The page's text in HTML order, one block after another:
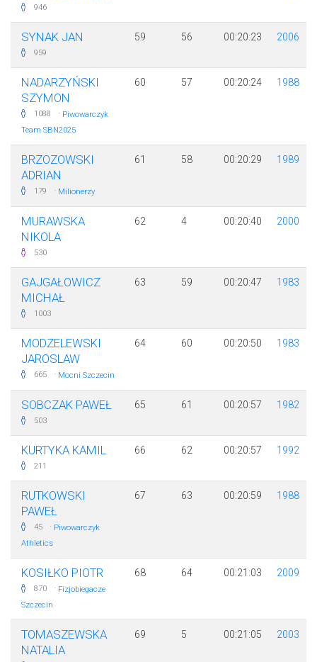
946
SYNAK JAN
959
59 56 00:20:23 2006
NADARZYŃSKI
SZYMON
1088 · Piwowarczyk
Team SBN2025
60 57 00:20:24 1988
BRZOZOWSKI
ADRIAN
179 · Milionerzy
61 58 00:20:29 1989
MURAWSKA
NIKOLA
530
62 4 00:20:40 2000
GAJGAŁOWICZ
MICHAŁ
1003
63 59 00:20:47 1983
MODZELEWSKI
JAROSLAW
665 · Mocni Szczecin
64 60 00:20:50 1983
SOBCZAK PAWEŁ
503
65 61 00:20:57 1982
KURTYKA KAMIL
211
66 62 00:20:57 1992
RUTKOWSKI
PAWEŁ
45 · Piwowarczyk
Athletics
67 63 00:20:59 1988
KOSIŁKO PIOTR
870 · Fizjobiegacze
Szczecin
68 64 00:21:03 2009
TOMASZEWSKA
NATALIA
69 5 00:21:05 2003